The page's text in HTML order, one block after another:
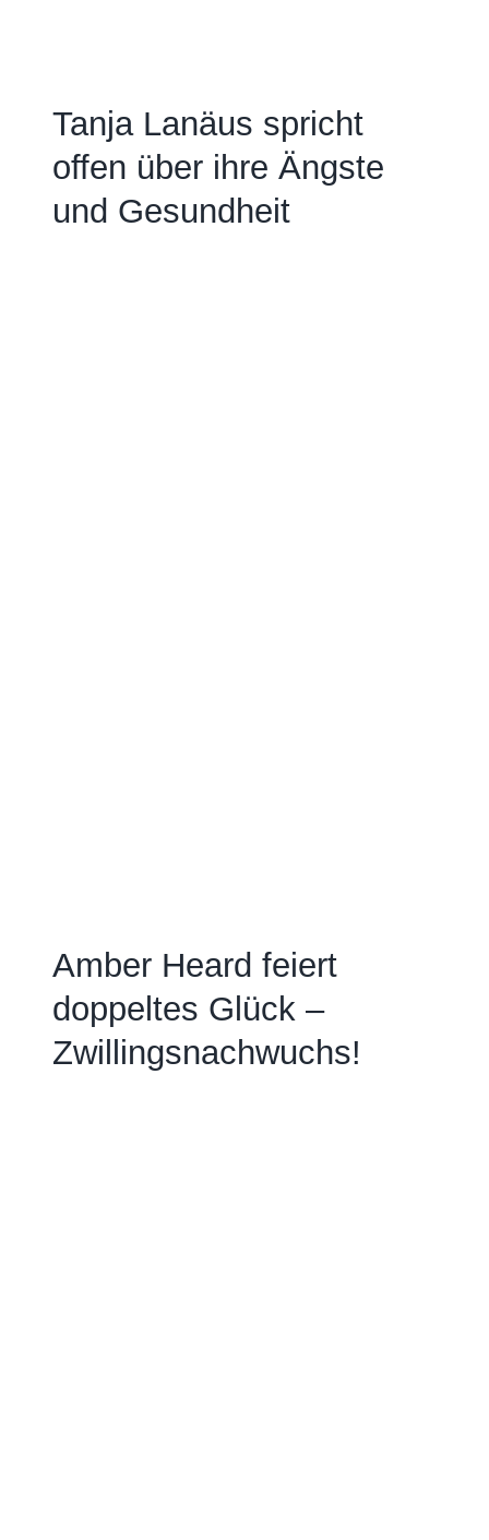
Tanja Lanäus spricht
offen über ihre Ängste
und Gesundheit
Amber Heard feiert
doppeltes Glück –
Zwillingsnachwuchs!